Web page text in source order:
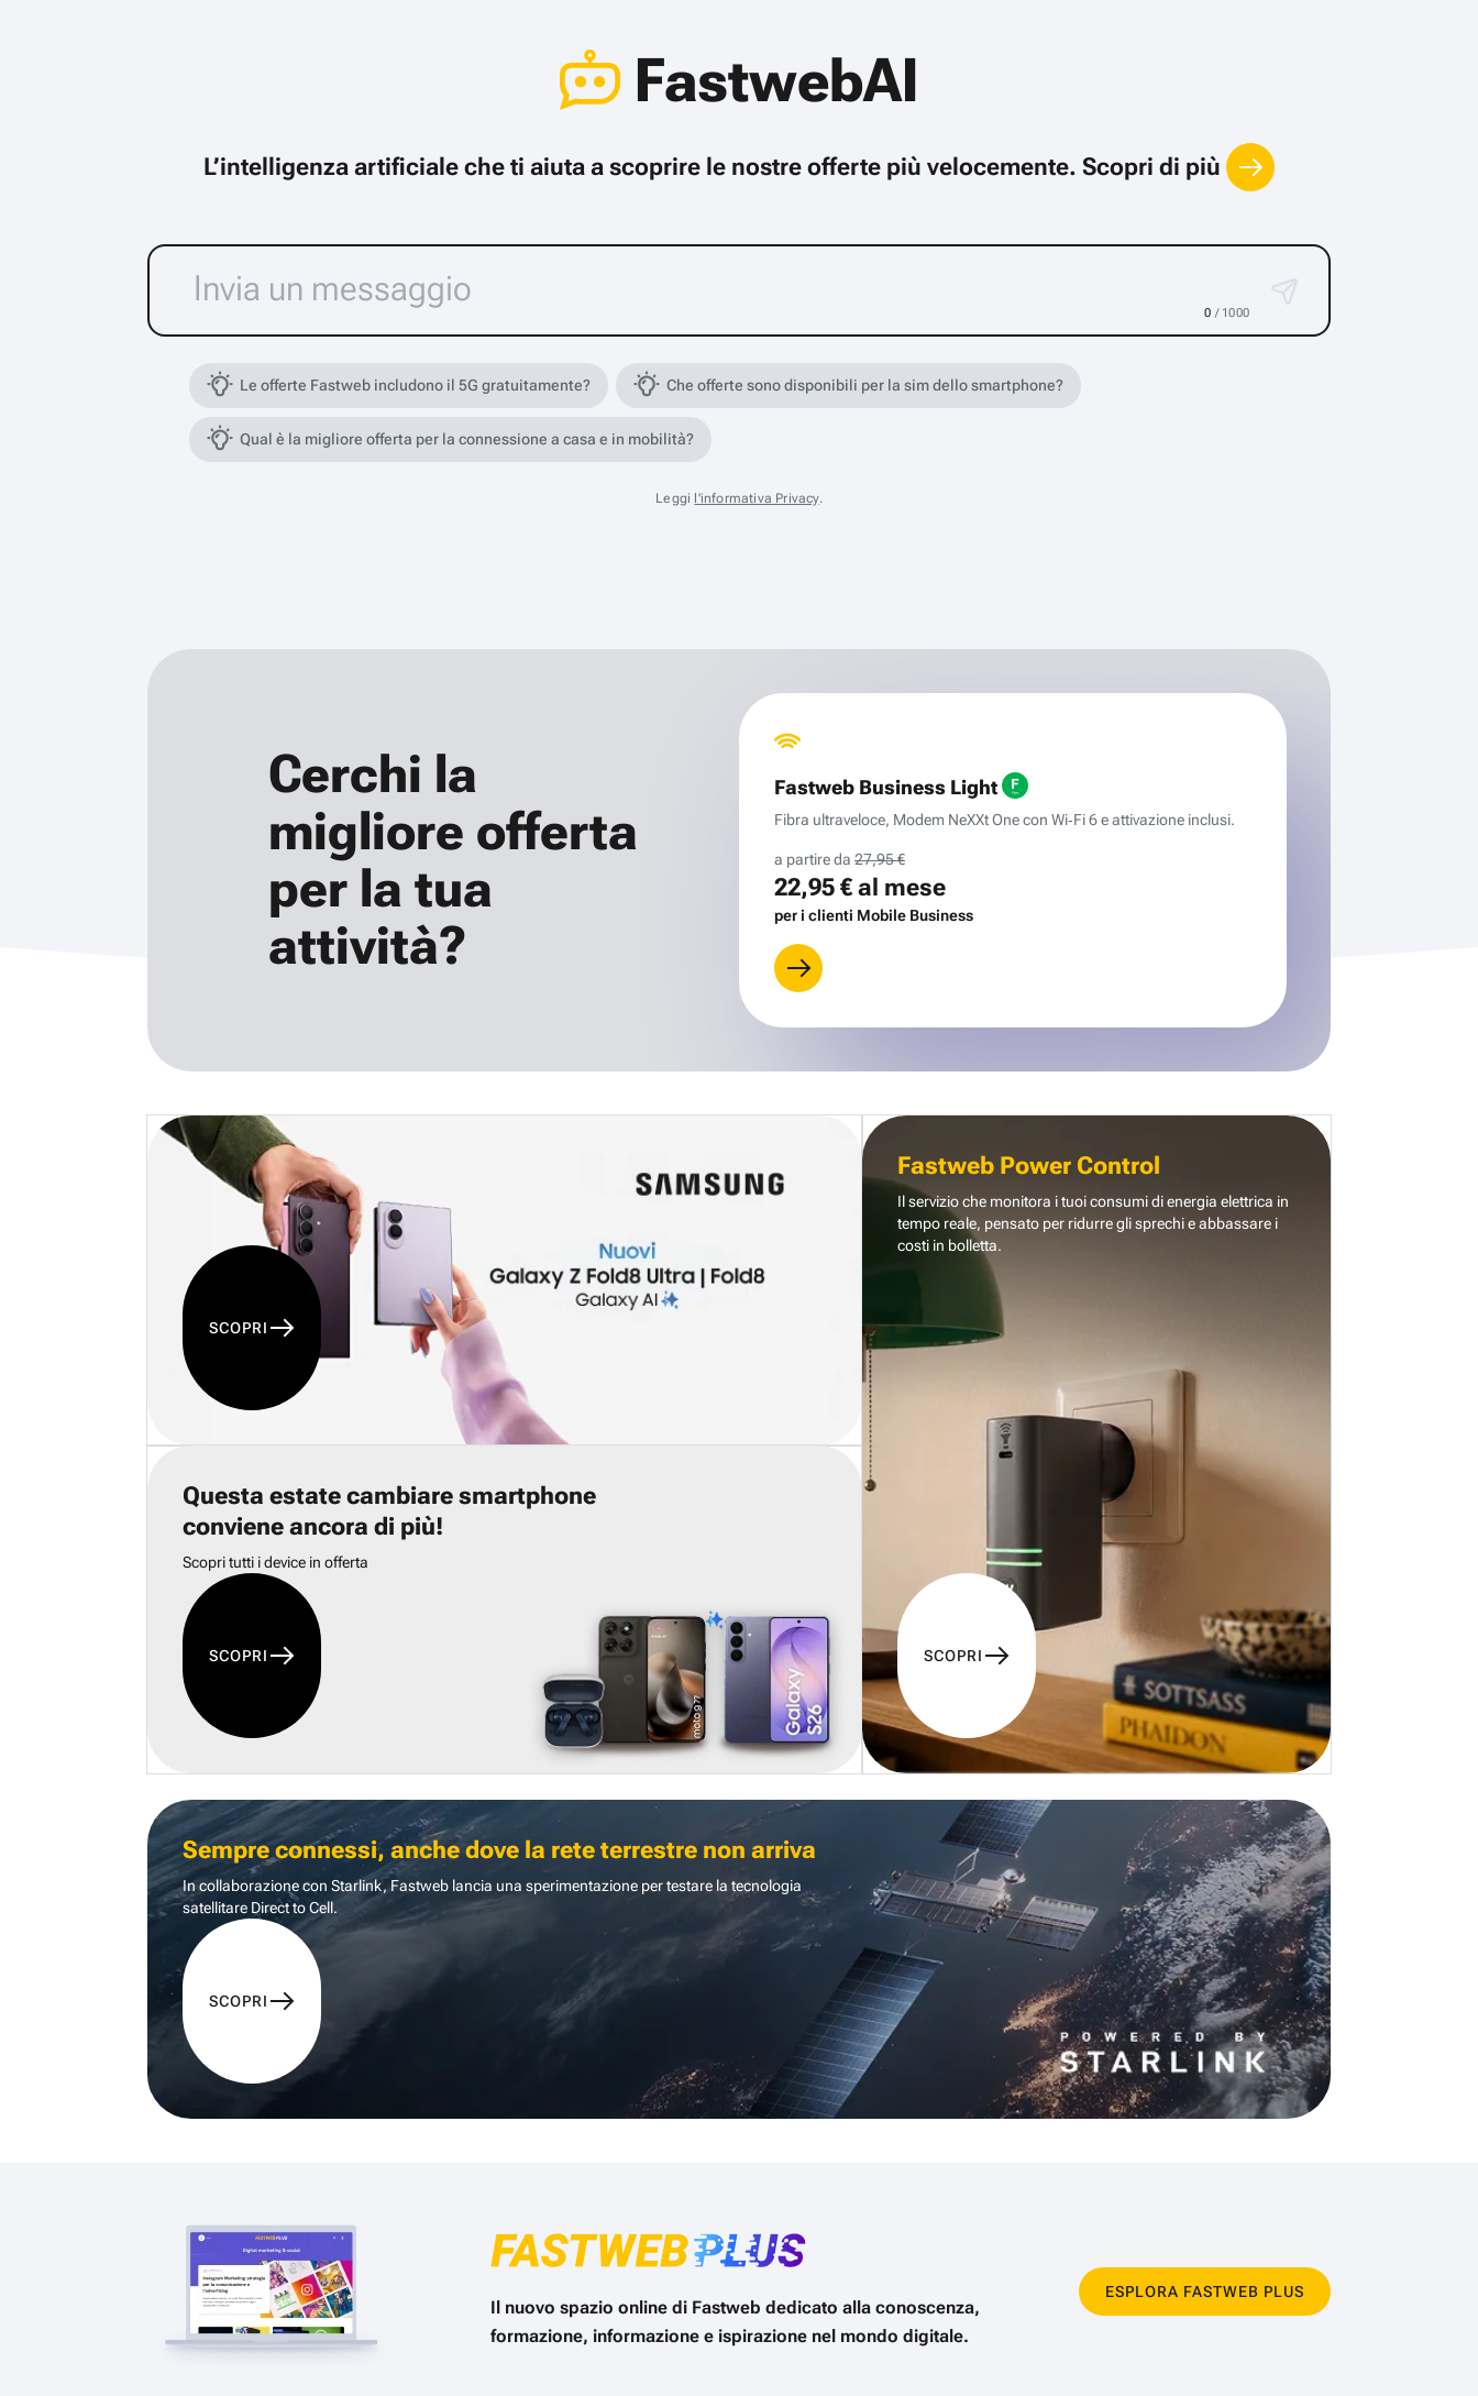
FastwebAI
L’intelligenza artificiale che ti aiuta a scoprire le nostre offerte più velocemente. Scopri di più
0 / 1000
Le offerte Fastweb includono il 5G gratuitamente? Che offerte sono disponibili per la sim dello smartphone?
Qual è la migliore offerta per la connessione a casa e in mobilità?
Leggi l'informativa Privacy.
Cerchi la
migliore offerta
per la tua
attività?
Fastweb Business Light
Fibra ultraveloce, Modem NeXXt One con Wi‑Fi 6 e attivazione inclusi.
a partire da 27,95 €
22,95 €al mese
per i clienti Mobile Business
SCOPRI
Questa estate cambiare smartphone
conviene ancora di più!
Scopri tutti i device in offerta
SCOPRI
Fastweb Power Control
Il servizio che monitora i tuoi consumi di energia elettrica in
tempo reale, pensato per ridurre gli sprechi e abbassare i
costi in bolletta.
SCOPRI
Sempre connessi, anche dove la rete terrestre non arriva
In collaborazione con Starlink, Fastweb lancia una sperimentazione per testare la tecnologia
satellitare Direct to Cell.
SCOPRI
Il nuovo spazio online di Fastweb dedicato alla conoscenza,
formazione, informazione e ispirazione nel mondo digitale.
ESPLORA FASTWEB PLUS